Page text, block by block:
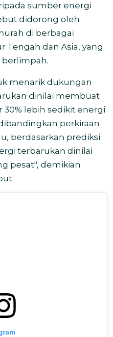
sumber energi
didorong oleh
di berbagai
Tengah dan Asia, yang
menarik dukungan
dinilai membuat
30% lebih sedikit energi
perkiraan
berdasarkan prediksi
terbarukan dinilai
pesat", demikian